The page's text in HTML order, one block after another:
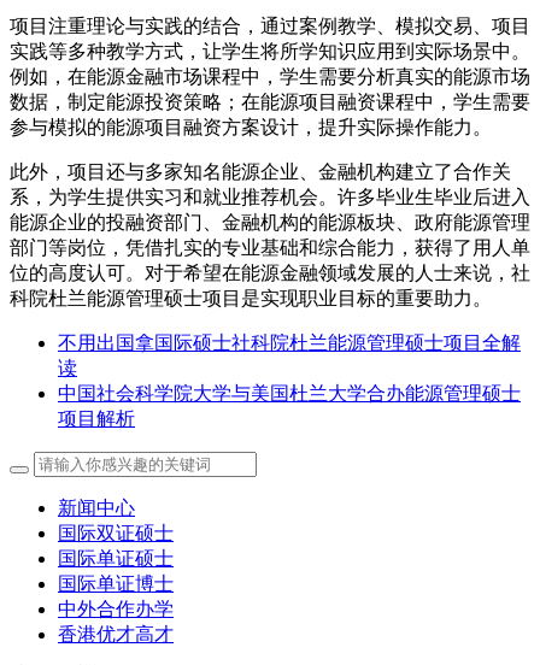
项目注重理论与实践的结合，通过案例教学、模拟交易、项目
实践等多种教学方式，让学生将所学知识应用到实际场景中。
例如，在能源金融市场课程中，学生需要分析真实的能源市场
数据，制定能源投资策略；在能源项目融资课程中，学生需要
参与模拟的能源项目融资方案设计，提升实际操作能力。
此外，项目还与多家知名能源企业、金融机构建立了合作关
系，为学生提供实习和就业推荐机会。许多毕业生毕业后进入
能源企业的投融资部门、金融机构的能源板块、政府能源管理
部门等岗位，凭借扎实的专业基础和综合能力，获得了用人单
位的高度认可。对于希望在能源金融领域发展的人士来说，社
科院杜兰能源管理硕士项目是实现职业目标的重要助力。
不用出国拿国际硕士社科院杜兰能源管理硕士项目全解
读
中国社会科学院大学与美国杜兰大学合办能源管理硕士
项目解析
新闻中心
国际双证硕士
国际单证硕士
国际单证博士
中外合作办学
香港优才高才